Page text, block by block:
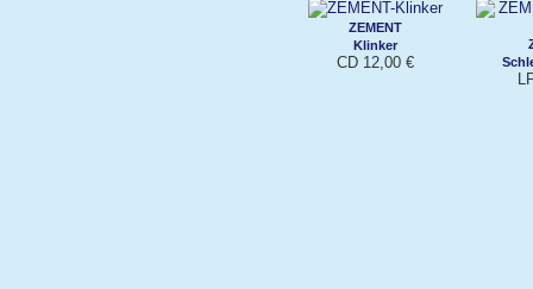
ZEMENT
Klinker
CD 12,00 €